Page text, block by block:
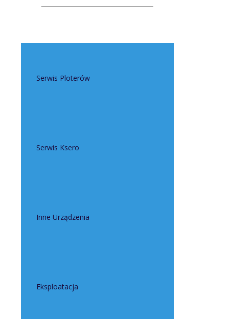
Serwis Ploterów
Serwis Ksero
Inne Urządzenia
Eksploatacja